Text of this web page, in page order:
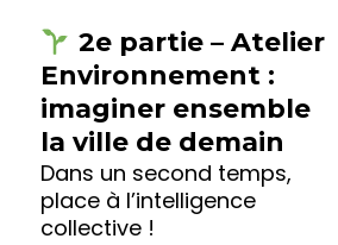
2e partie – Atelier
Environnement :
imaginer ensemble
la ville de demain
Dans un second temps,
place à l’intelligence
collective !